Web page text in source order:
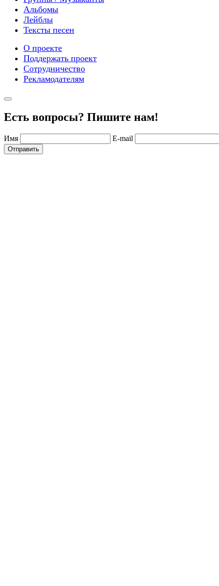
Альбомы
Лейблы
Тексты песен
О проекте
Поддержать проект
Сотрудничество
Рекламодателям
Есть вопросы? Пишите нам!
Имя E-mail